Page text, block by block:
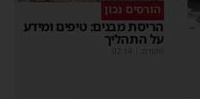
הורסים נכון
הריסת מבנים: טיפים ומידע
על התהליך
מקודם